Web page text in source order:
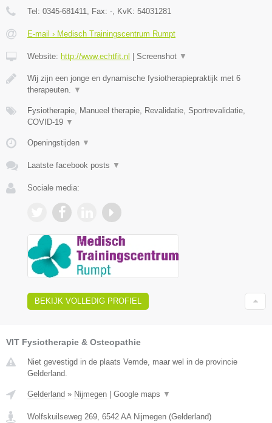
Tel: 0345-681411 , Fax: - , KvK: 54031281
E-mail › Medisch Trainingscentrum Rumpt
Website: http://www.echtfit.nl Screenshot ▼
Wij zijn een jonge en dynamische fysiotherapiepraktijk met 6
therapeuten.
▼
Fysiotherapie, Manueel therapie, Revalidatie, Sportrevalidatie,
COVID-19 ▼
Openingstijden ▼
Laatste facebook posts ▼
Sociale media:
BEKIJK VOLLEDIG PROFIEL
VIT Fysiotherapie & Osteopathie
Niet gevestigd in de plaats Vemde, maar wel in de provincie
Gelderland.
Gelderland » Nijmegen Google maps ▼
Wolfskuilseweg 269, 6542 AA Nijmegen (Gelderland)